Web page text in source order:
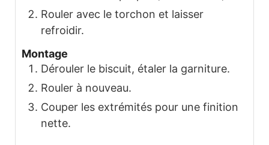
Rouler avec le torchon et laisser
refroidir.
Montage
Dérouler le biscuit, étaler la garniture.
Rouler à nouveau.
Couper les extrémités pour une finition
nette.